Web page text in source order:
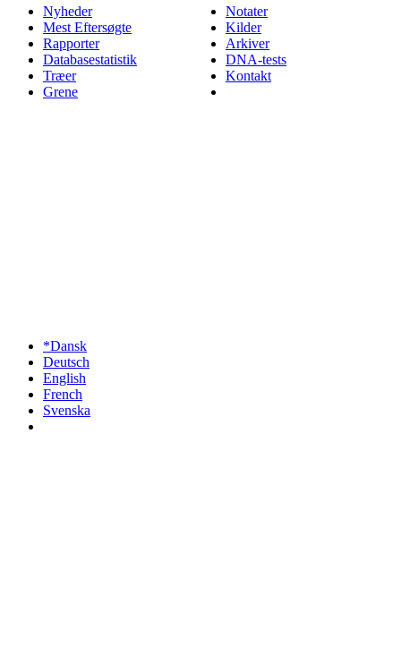
Nyheder
Mest Eftersøgte
Rapporter
Databasestatistik
Træer
Grene
Notater
Kilder
Arkiver
DNA-tests
Kontakt
*Dansk
Deutsch
English
French
Svenska